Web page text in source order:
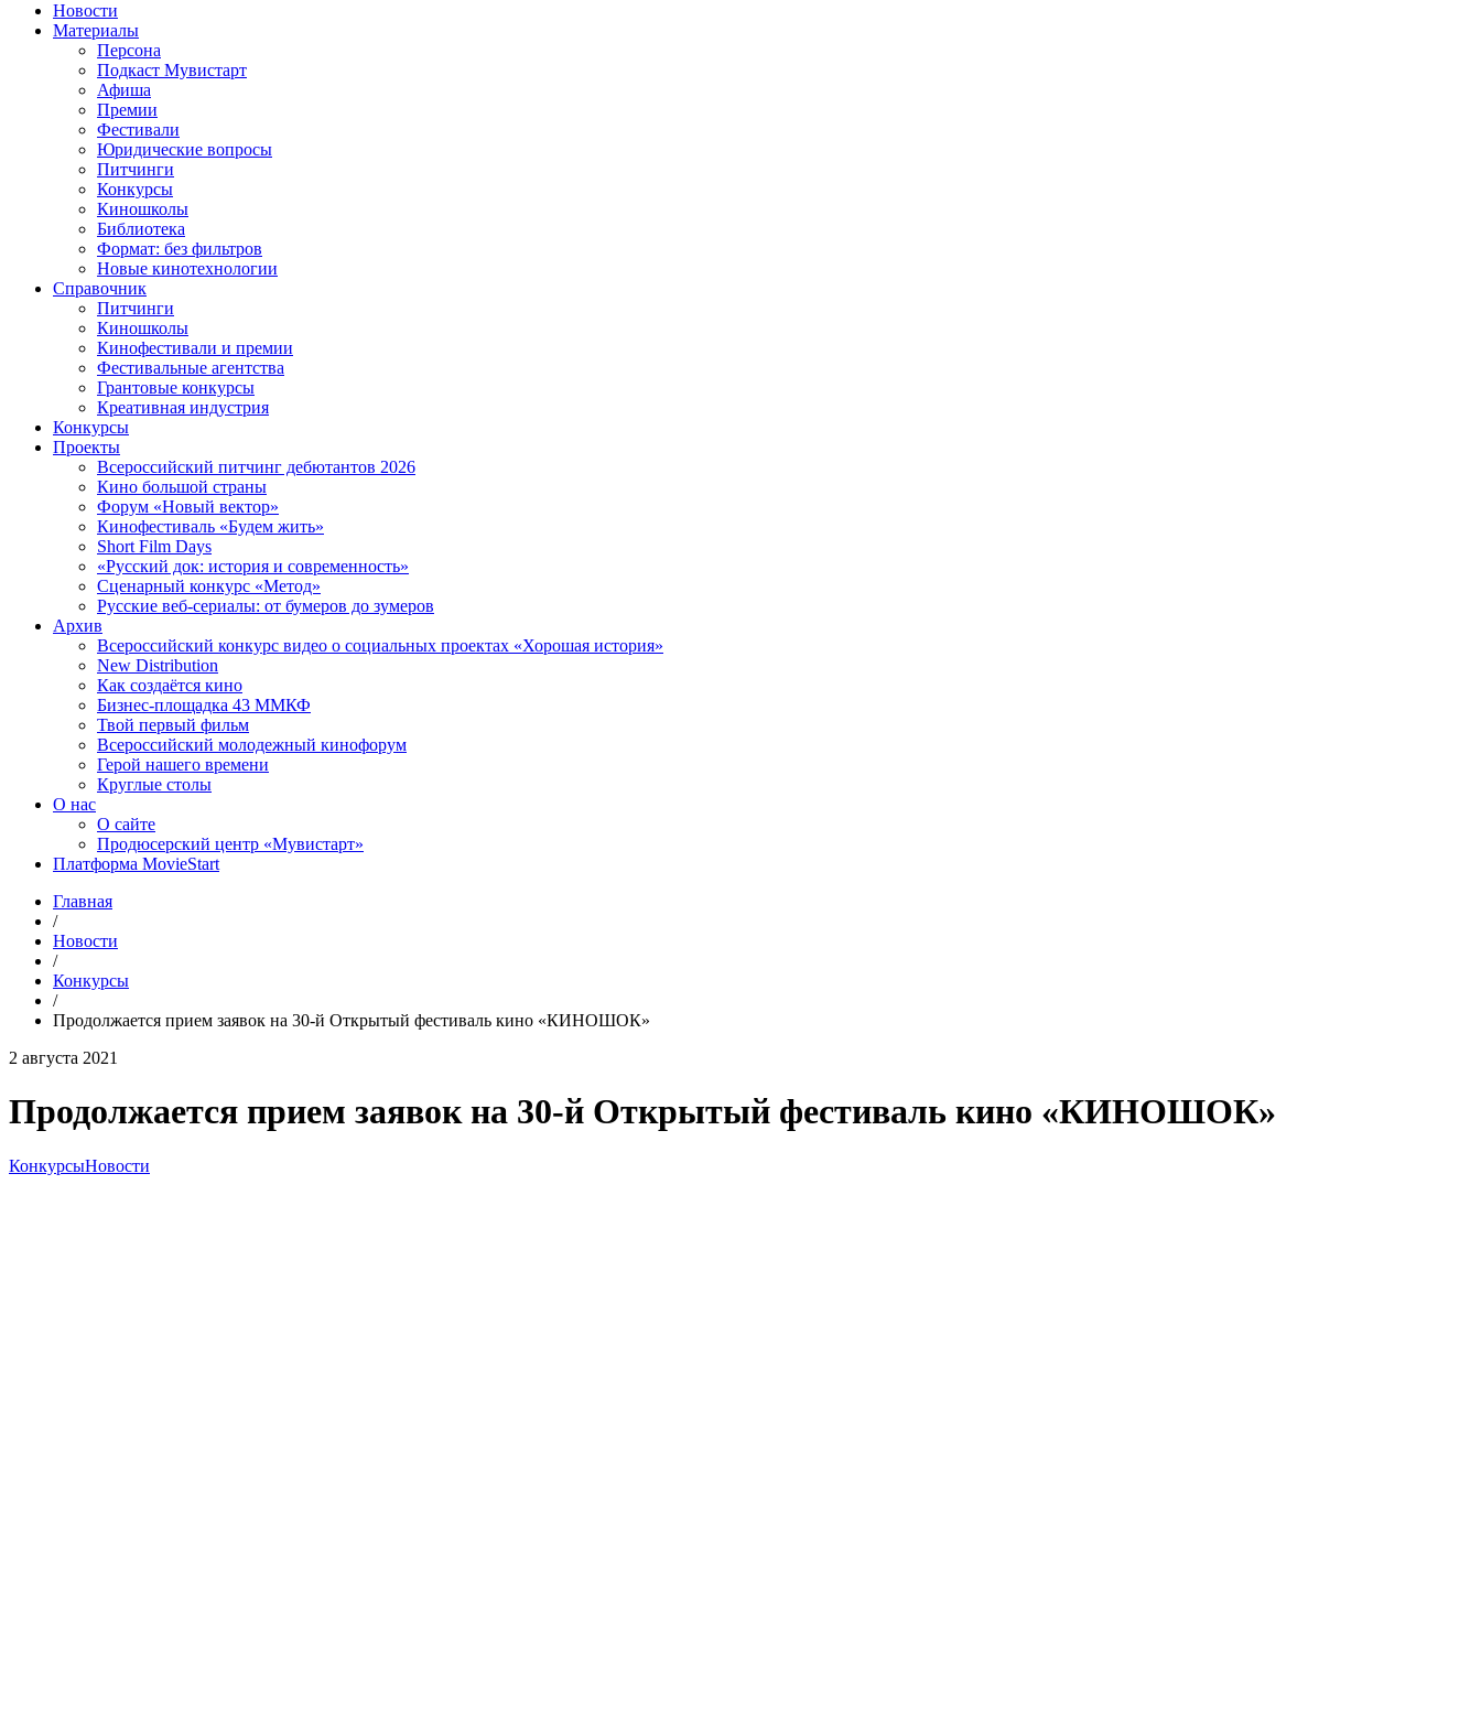
Новости
Материалы
Персона
Подкаст Мувистарт
Афиша
Премии
Фестивали
Юридические вопросы
Питчинги
Конкурсы
Киношколы
Библиотека
Формат: без фильтров
Новые кинотехнологии
Справочник
Питчинги
Киношколы
Кинофестивали и премии
Фестивальные агентства
Грантовые конкурсы
Креативная индустрия
Конкурсы
Проекты
Всероссийский питчинг дебютантов 2026
Кино большой страны
Форум «Новый вектор»
Кинофестиваль «Будем жить»
Short Film Days
«Русский док: история и современность»
Сценарный конкурс «Метод»
Русские веб-сериалы: от бумеров до зумеров
Архив
Всероссийский конкурс видео о социальных проектах «Хорошая история»
New Distribution
Как создаётся кино
Бизнес-площадка 43 ММКФ
Твой первый фильм
Всероссийский молодежный кинофорум
Герой нашего времени
Круглые столы
О нас
О сайте
Продюсерский центр «Мувистарт»
Платформа MovieStart
Главная
/
Новости
/
Конкурсы
/
Продолжается прием заявок на 30-й Открытый фестиваль кино «КИНОШОК»
2 августа 2021
Продолжается прием заявок на 30-й Открытый фестиваль кино «КИНОШОК»
КонкурсыНовости